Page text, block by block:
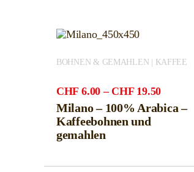
BOHNEN & GEMAHLEN | KAFFEE
CHF 6.00 – CHF 19.50
bis
Milano – 100% Arabica –
Kaffeebohnen und
gemahlen